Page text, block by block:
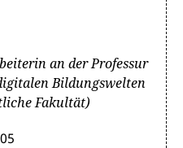
an der Professur
Bildungswelten
Fakultät)